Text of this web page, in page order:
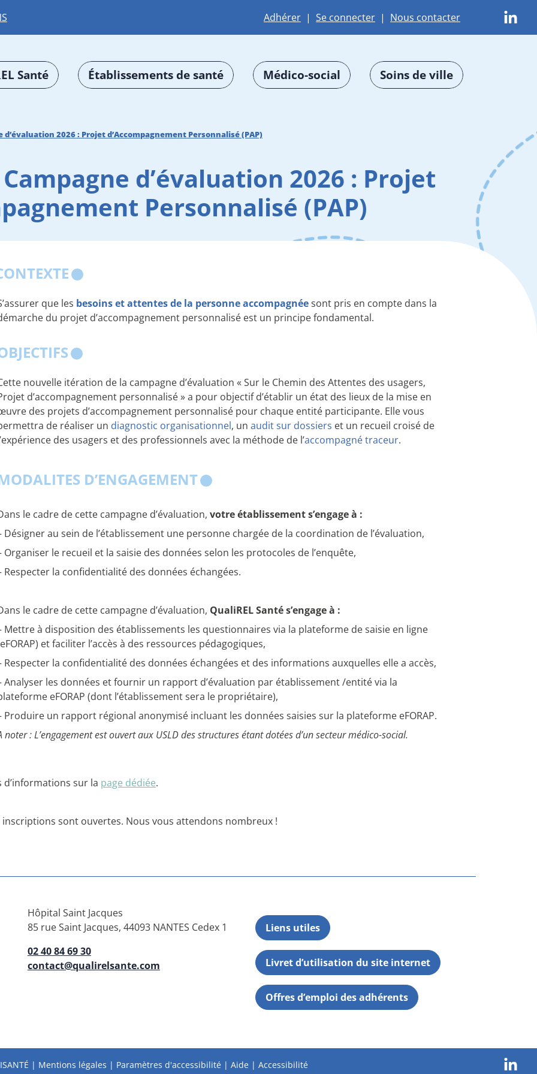
Adhérer | Se connecter | Nous contacter
Santé Établissements de santé Médico-social Soins de ville
2026 : Projet d’Accompagnement Personnalisé (PAP)
d’évaluation 2026 : Projet
Personnalisé (PAP)
que les besoins et attentes de la personne accompagnéesont pris en compte dans la
du projet d’accompagnement personnalisé est un principe fondamental.
nouvelle itération de la campagne d’évaluation « Sur le Chemin des Attentes des usagers,
d’accompagnement personnalisé » a pour objectif d’établir un état des lieux de la mise en
des projets d’accompagnement personnalisé pour chaque entité participante. Elle vous
de réaliser un diagnostic organisationnel, un audit sur dossiers et un recueil croisé de
des usagers et des professionnels avec la méthode de l’accompagné traceur.
D’ENGAGEMENT
le cadre de cette campagne d’évaluation, votre établissement s’engage à :
Désigner au sein de l’établissement une personne chargée de la coordination de l’évaluation,
Organiser le recueil et la saisie des données selon les protocoles de l’enquête,
Respecter la confidentialité des données échangées.
le cadre de cette campagne d’évaluation, QualiREL Santé s’engage à :
Mettre à disposition des établissements les questionnaires via la plateforme de saisie en ligne
et faciliter l’accès à des ressources pédagogiques,
Respecter la confidentialité des données échangées et des informations auxquelles elle a accès,
Analyser les données et fournir un rapport d’évaluation par établissement /entité via la
eFORAP (dont l’établissement sera le propriétaire),
Produire un rapport régional anonymisé incluant les données saisies sur la plateforme eFORAP.
noter : L’engagement est ouvert aux USLD des structures étant dotées d’un secteur médico-social.
d’informations sur la page dédiée.
inscriptions sont ouvertes. Nous vous attendons nombreux !
Hôpital Saint Jacques
85 rue Saint Jacques, 44093 NANTES Cedex 1
02 40 84 69 30
contact@qualirelsante.com
Liens utiles
Livret d’utilisation du site internet
Offres d’emploi des adhérents
| Mentions légales | Paramètres d'accessibilité | Aide | Accessibilité